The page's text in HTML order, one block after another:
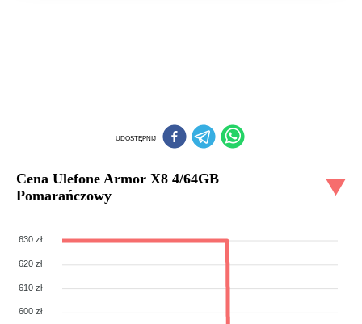
UDOSTĘPNIJ
Cena Ulefone Armor X8 4/64GB
Pomarańczowy
630 zł
620 zł
610 zł
600 zł